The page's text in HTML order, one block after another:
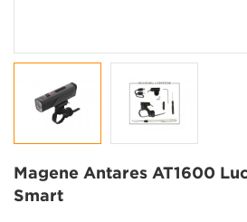
Magene Antares AT1600
Smart